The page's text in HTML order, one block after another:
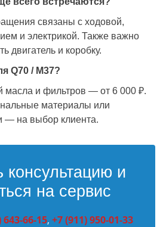
связаны с ходовой,
и электрикой. Также важно
двигатель и коробку.
Q70 / M37?
масла и фильтров — от 6 000 ₽.
материалы или
— на выбор клиента.
консультацию и
на сервис
643-66-15, +7 (911) 950-01-33